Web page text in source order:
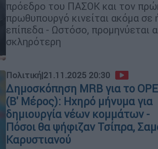
πρόεδρο του ΠΑΣΟΚ και τον
πρωθυπουργό κινείται ακόμα σε
επίπεδα - Ωστόσο, προμηνύεται
σκληρότερη
Πολιτική|21.11.2025 20:30
Δημοσκόπηση MRB για το
(Β' Μέρος): Ηχηρό μήνυμα για
δημιουργία νέων κομμάτων -
Πόσοι θα ψήφιζαν Τσίπρα,
Καρυστιανού